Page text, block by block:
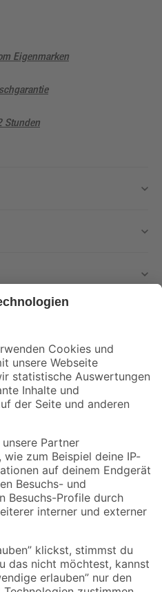
Eigenmarken
Stunden
und Aktionen mehr verpassen!
Versandarten